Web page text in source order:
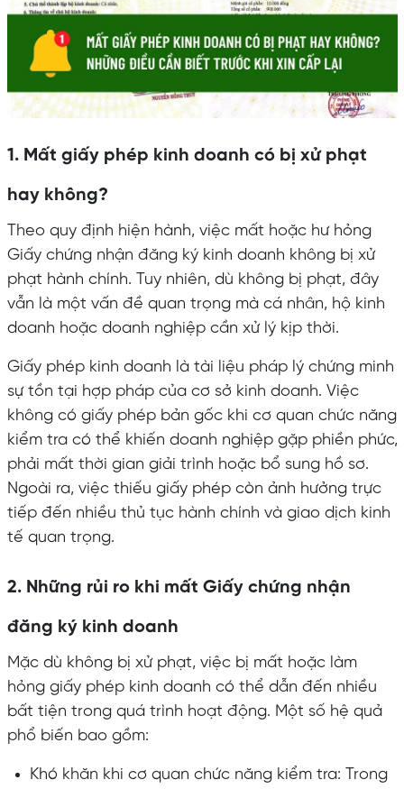
1. Mất giấy phép kinh doanh có bị xử phạt
hay không?
Theo quy định hiện hành, việc mất hoặc hư hỏng
Giấy chứng nhận đăng ký kinh doanh không bị xử
phạt hành chính. Tuy nhiên, dù không bị phạt, đây
vẫn là một vấn đề quan trọng mà cá nhân, hộ kinh
doanh hoặc doanh nghiệp cần xử lý kịp thời.
Giấy phép kinh doanh là tài liệu pháp lý chứng minh
sự tồn tại hợp pháp của cơ sở kinh doanh. Việc
không có giấy phép bản gốc khi cơ quan chức năng
kiểm tra có thể khiến doanh nghiệp gặp phiền phức,
phải mất thời gian giải trình hoặc bổ sung hồ sơ.
Ngoài ra, việc thiếu giấy phép còn ảnh hưởng trực
tiếp đến nhiều thủ tục hành chính và giao dịch kinh
tế quan trọng.
2. Những rủi ro khi mất Giấy chứng nhận
đăng ký kinh doanh
Mặc dù không bị xử phạt, việc bị mất hoặc làm
hỏng giấy phép kinh doanh có thể dẫn đến nhiều
bất tiện trong quá trình hoạt động. Một số hệ quả
phổ biến bao gồm:
Khó khăn khi cơ quan chức năng kiểm tra: Trong